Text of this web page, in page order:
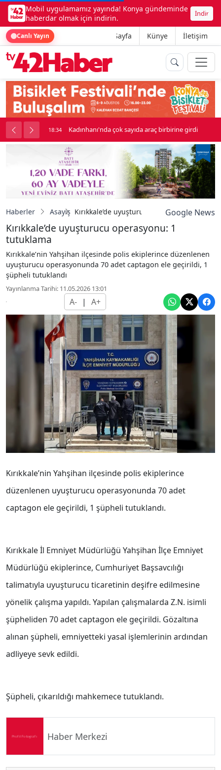
Mobil uygulamamız yayında! Konya gündeminde
haberdar olmak için indirin.
İndir
Canlı Yayın Ana Sayfa Künye İletişim
soygun 18:34 Kadınhanı'nda çok sayıda araç birbirine girdi
Haberler Asayiş Kırıkkale’de uyuşturucu operasyonu: 1
Google News
Kırıkkale’de uyuşturucu operasyonu: 1
tutuklama
Kırıkkale’nin Yahşihan ilçesinde polis ekiplerince düzenlenen
uyuşturucu operasyonunda 70 adet captagon ele geçirildi, 1
şüpheli tutuklandı
Yayınlanma Tarihi: 11.05.2026 13:01
A- | A+
Kırıkkale’nin Yahşihan ilçesinde polis ekiplerince
düzenlenen uyuşturucu operasyonunda 70 adet
captagon ele geçirildi, 1 şüpheli tutuklandı.
Kırıkkale İl Emniyet Müdürlüğü Yahşihan İlçe Emniyet
Müdürlüğü ekiplerince, Cumhuriyet Başsavcılığı
talimatıyla uyuşturucu ticaretinin deşifre edilmesine
yönelik çalışma yapıldı. Yapılan çalışmalarda Z.N. isimli
şüpheliden 70 adet captagon ele geçirildi. Gözaltına
alınan şüpheli, emniyetteki yasal işlemlerinin ardından
adliyeye sevk edildi.
Şüpheli, çıkarıldığı mahkemece tutuklandı.
Haber Merkezi